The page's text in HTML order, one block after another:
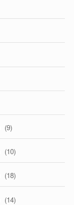
(9)
(10)
(18)
(14)